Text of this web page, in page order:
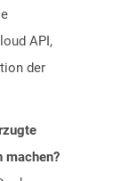
API,
der
machen?